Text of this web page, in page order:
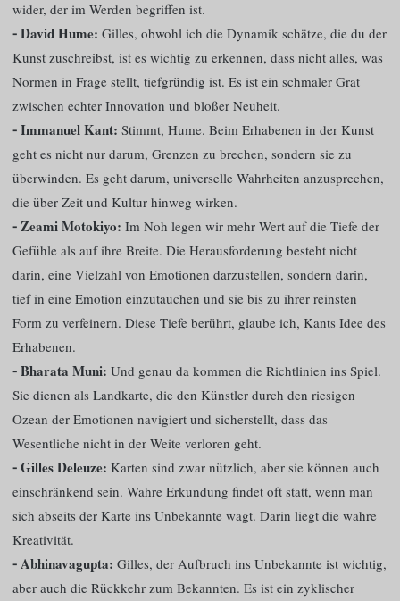
wider, der im Werden begriffen ist.
⁃ David Hume: Gilles, obwohl ich die Dynamik schätze, die du der
Kunst zuschreibst, ist es wichtig zu erkennen, dass nicht alles, was
Normen in Frage stellt, tiefgründig ist. Es ist ein schmaler Grat
zwischen echter Innovation und bloßer Neuheit.
⁃ Immanuel Kant: Stimmt, Hume. Beim Erhabenen in der Kunst
geht es nicht nur darum, Grenzen zu brechen, sondern sie zu
überwinden. Es geht darum, universelle Wahrheiten anzusprechen,
die über Zeit und Kultur hinweg wirken.
⁃ Zeami Motokiyo: Im Noh legen wir mehr Wert auf die Tiefe der
Gefühle als auf ihre Breite. Die Herausforderung besteht nicht
darin, eine Vielzahl von Emotionen darzustellen, sondern darin,
tief in eine Emotion einzutauchen und sie bis zu ihrer reinsten
Form zu verfeinern. Diese Tiefe berührt, glaube ich, Kants Idee des
Erhabenen.
⁃ Bharata Muni: Und genau da kommen die Richtlinien ins Spiel.
Sie dienen als Landkarte, die den Künstler durch den riesigen
Ozean der Emotionen navigiert und sicherstellt, dass das
Wesentliche nicht in der Weite verloren geht.
⁃ Gilles Deleuze: Karten sind zwar nützlich, aber sie können auch
einschränkend sein. Wahre Erkundung findet oft statt, wenn man
sich abseits der Karte ins Unbekannte wagt. Darin liegt die wahre
Kreativität.
⁃ Abhinavagupta: Gilles, der Aufbruch ins Unbekannte ist wichtig,
aber auch die Rückkehr zum Bekannten. Es ist ein zyklischer